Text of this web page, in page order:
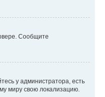
Сообщите
у администратора, есть
миру свою локализацию.